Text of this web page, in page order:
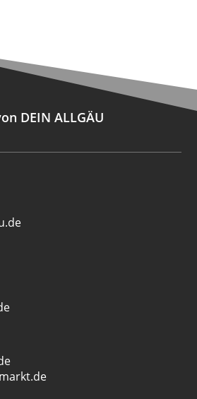
DEIN ALLGÄU